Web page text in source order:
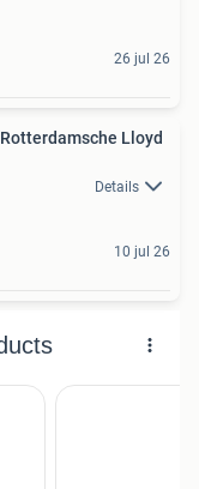
26 jul 26
Details
10 jul 26